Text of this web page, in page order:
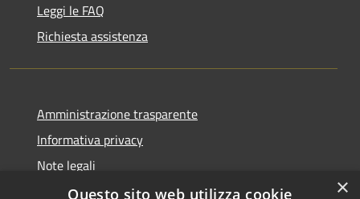
Leggi le FAQ
Richiesta assistenza
Amministrazione trasparente
Informativa privacy
Note legali
Dichiarazione di accessibilità
×
Questo sito web utilizza cookie